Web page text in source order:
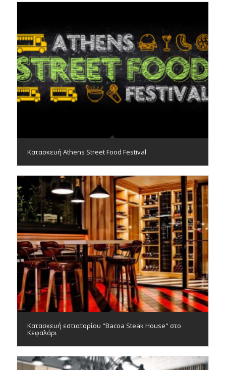
Κατασκευή Athens Street Food Festival
Kατασκευή εστιατορίου "Bacoa Steak House" στο
Κεφαλάρι